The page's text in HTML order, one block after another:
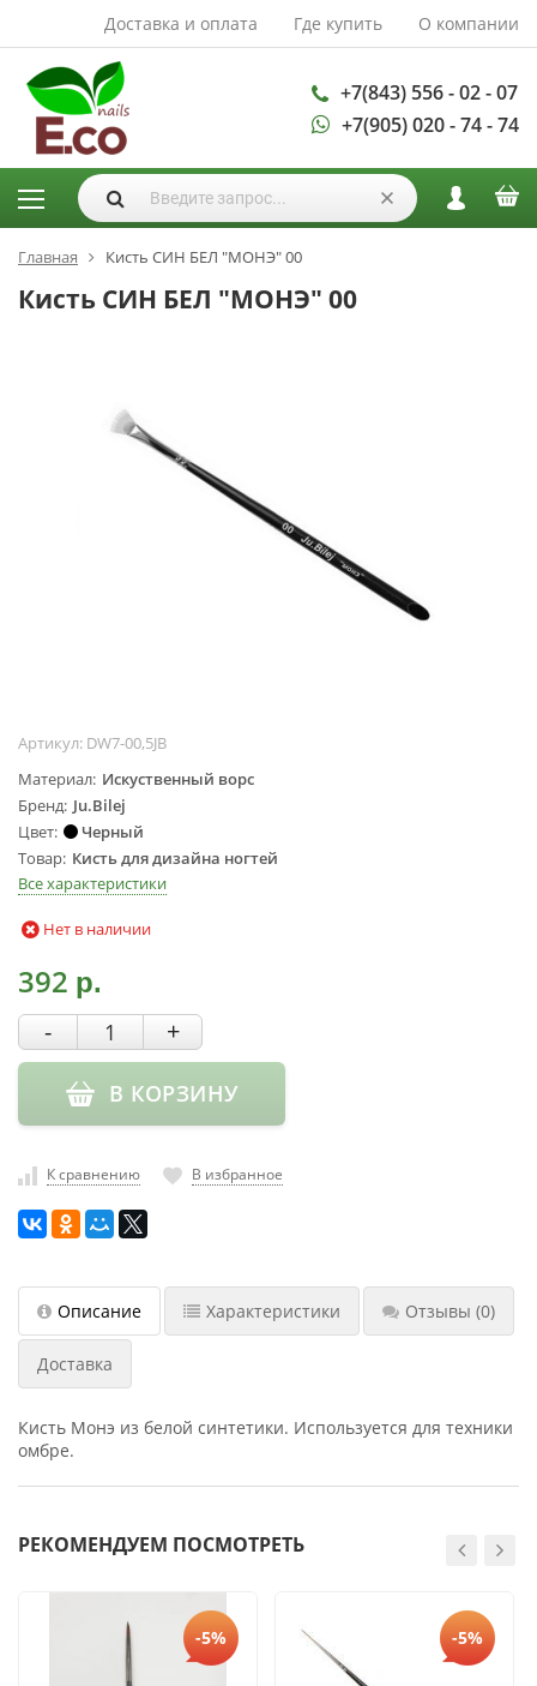
Доставка и оплата Где купить О компании
+7(843) 556 - 02 - 07
+7(905) 020 - 74 - 74
АКСЕССУАРЫ И
РАСХОДНЫЕ
МАТЕРИАЛЫ
Аксессуары
Запасные
лампы
Кисти
Одноразовая
продукция
Пилки
ОБОРУДОВАНИЕ
Аппараты для
маникюра и
педикюра
Инструменты
Лампы
Пылесосы
Стерилизаторы
УЗ-ванны
Фрезы и
насадки
Хранение
Главная Кисть СИН БЕЛ "МОНЭ" 00
Кисть СИН БЕЛ "МОНЭ" 00
Артикул: DW7-00,5JB
Материал Искуственный ворс
Бренд Ju.Bilej
Цвет
Черный
Товар Кисть для дизайна ногтей
Все характеристики
Нет в наличии
392 р.
- +
В КОРЗИНУ
К сравнению В избранное
Описание Характеристики Отзывы (0)
Доставка
Кисть Монэ из белой синтетики. Используется для техники
омбре.
РЕКОМЕНДУЕМ ПОСМОТРЕТЬ
-5% -5%